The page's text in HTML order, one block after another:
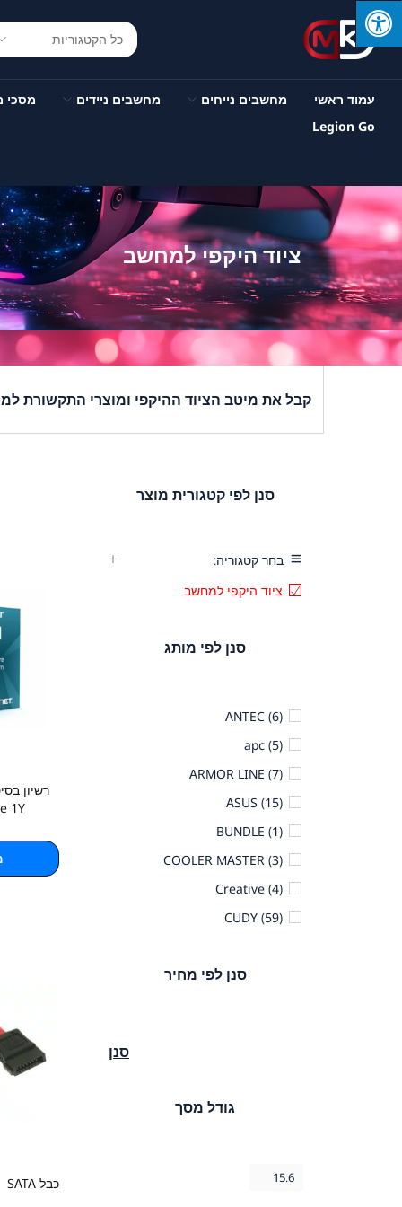
עמוד ראשי מחשבים נייחים מחשבים ניידים מסכי
Legion Go
ציוד היקפי למחשב
קבל את מיטב הציוד ההיקפי ומוצרי התקשורת
סנן לפי קטגורית מוצר
בחר קטגוריה:
ציוד היקפי למחשב
סנן לפי מותג
ANTEC (6)
apc (5)
ARMOR LINE (7)
ASUS (15)
BUNDLE (1)
COOLER MASTER (3)
Creative (4)
CUDY (59)
DELL
GIGABYTE
(1)
סנן לפי מחיר
סנן
גודל מסך
15.6
1Y
כבל SATA